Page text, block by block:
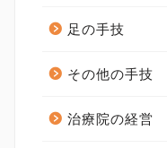
足の手技
その他の手技
治療院の経営